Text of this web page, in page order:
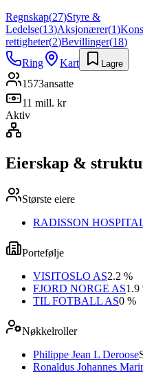
Regnskap(27)Styre &
Ledelse(13)Aksjonærer(1)
rettigheter(2)Bevillinger(18)
Ring
Kart Lagre
1573ansatte
11 mill. kr
Aktiv
Eierskap &
Største eiere
RADISSON
Portefølje
VISITOSLO AS2.2 %
FJORD NORGE AS1.9
TIL FOTBALL AS0 %
Nøkkelroller
Philippe Jean L Deroose
Ronaldus Johannes